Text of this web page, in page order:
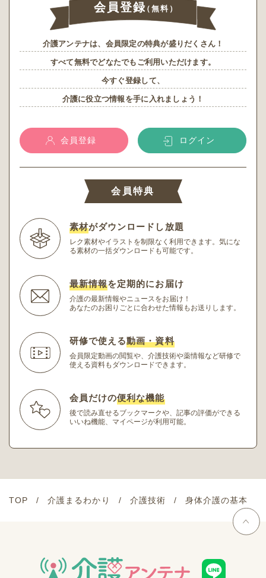
会員登録（無料）
介護アンテナは、会員限定の特典が盛りだくさん！
すべて無料でどなたでもご利用いただけます。
今すぐ登録して、
介護に役立つ情報を手に入れましょう！
会員登録 ログイン
会員特典
素材がダウンロードし放題
レク素材やイラストを制限なく利用できます。 気にな
る素材の一括ダウンロードも可能です。
最新情報を定期的にお届け
介護の最新情報やニュースをお届け！
あなたのお困りごとに合わせた情報もお送りします。
研修で使える動画・資料
会員限定動画の閲覧や、介護技術や薬情報など研修で
使える資料もダウンロードできます。
会員だけの便利な機能
後で読み直せるブックマークや、記事の評価ができる
いいね機能、マイページが利用可能。
TOP 介護まるわかり 介護技術 身体介護の基本